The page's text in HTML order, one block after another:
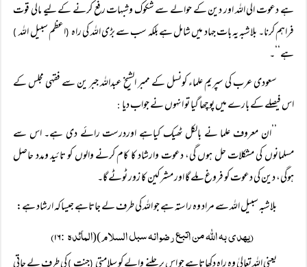
ہے دعوت الی اللہ اور دین کے حوالے سے شکوک وشبہات رفع کرنے کے لیے مالی قوت
فراہم کرنا۔ بلاشبہ یہ بات جہاد میں شامل ہے بلکہ سب سے بڑی اللہ کی راہ(اعظم سبیل اللہ)
ہے‘‘۔
سعودی عرب کی سپریم علماء کونسل کے ممبر الشیخ عبداللہ جبر ین سے فقہی مجلس کے
اس فیصلے کے بارے میں پوچھا گیا تو انہوں نے جواب دیا :
’’ان معروف علما نے بالکل ٹھیک کیاہے اوردرست رائے دی ہے۔ اس سے
مسلمانوں کی مشکلات حل ہوں گی، دعوت وارشاد کا کام کرنے والوں کو تائید ومدد حاصل
ہوگی، دین کی دعوت کو فروغ ملے گا اور مشرکین کا زور ٹوٹے گا۔
بلاشبہ سبیل اللہ سے مراد وہ راستہ ہے جو اللہ کی طرف لے جاتاہے جیساکہ ارشاد ہے:
(یھدی بہ اللہ من اتبع رضوانہ سبل السلام)(المائدہ:۱۶)
(
)